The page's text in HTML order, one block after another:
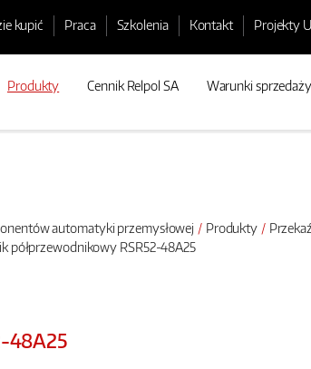
kupić Praca Szkolenia Kontakt Projekty
Produkty Cennik Relpol SA Warunki sprzedaży
automatyki przemysłowej Produkty
półprzewodnikowy RSR52-48A25
48A25